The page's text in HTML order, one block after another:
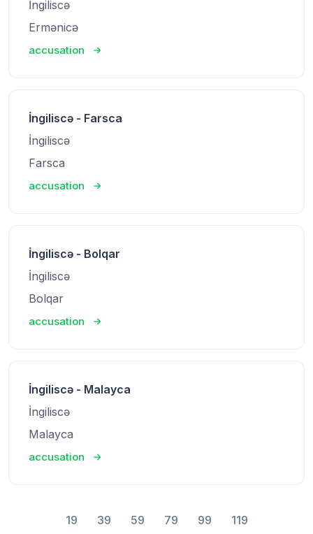
İngiliscə
Ermənicə
accusation
İngiliscə - Farsca
İngiliscə
Farsca
accusation
İngiliscə - Bolqar
İngiliscə
Bolqar
accusation
İngiliscə - Malayca
İngiliscə
Malayca
accusation
19 39 59 79 99 119